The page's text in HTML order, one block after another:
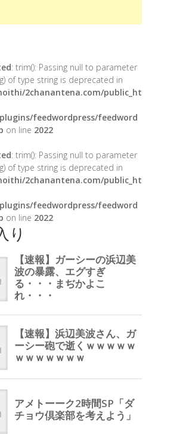
: trim(): Passing null to parameter
of type string is deprecated in
2chanantena.com/public_ht
feedwordpress/feedword
on line 2022
: trim(): Passing null to parameter
of type string is deprecated in
2chanantena.com/public_ht
feedwordpress/feedword
on line 2022
り